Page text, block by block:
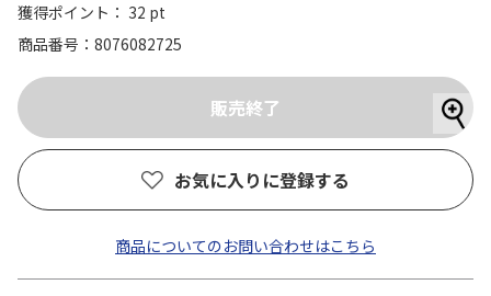
獲得ポイント： 32 pt
商品番号
8076082725
お気に入りに登録する
商品についてのお問い合わせはこちら